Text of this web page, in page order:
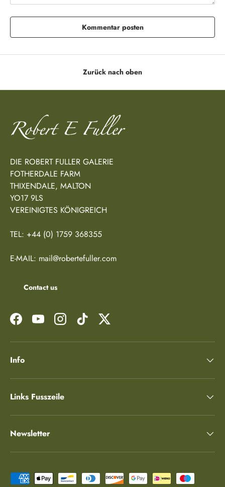
Kommentar posten
Zurück nach oben
DIE ROBERT FULLER GALERIE
FOTHERDALE FARM
THIXENDALE, MALTON
YO17 9LS
VEREINIGTES KÖNIGREICH
TEL: +44 (0) 1759 368355
E-MAIL: mail@robertefuller.com
Contact us
FacebookYouTubeInstagramTikTok Twitter
Info
Links Fusszeile
Newsletter
Zahlungsmethoden